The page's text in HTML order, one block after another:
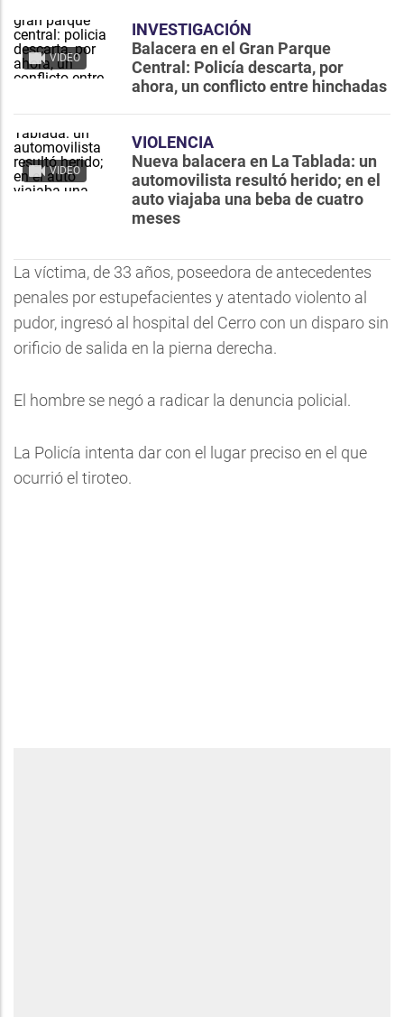
VIDEO
INVESTIGACIÓN
Balacera en el Gran Parque
Central: Policía descarta, por
ahora, un conflicto entre hinchadas
VIDEO
VIOLENCIA
Nueva balacera en La Tablada: un
automovilista resultó herido; en el
auto viajaba una beba de cuatro
meses
La víctima, de 33 años, poseedora de antecedentes
penales por estupefacientes y atentado violento al
pudor, ingresó al hospital del Cerro con un disparo sin
orificio de salida en la pierna derecha.
El hombre se negó a radicar la denuncia policial.
La Policía intenta dar con el lugar preciso en el que
ocurrió el tiroteo.